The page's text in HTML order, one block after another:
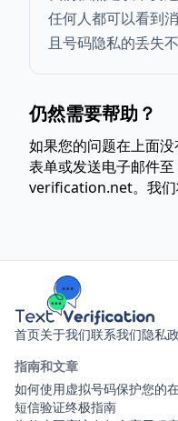
任何人都可以看到
且号码隐私的丢失
仍然需要帮助？
如果您的问题在上面
表单或发送电子邮件至
verification.net。我
首页关于我们联系我们隐私
指南和文章
如何使用虚拟号码保护您的
短信验证终极指南